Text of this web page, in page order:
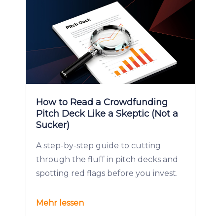
How to Read a Crowdfunding
Pitch Deck Like a Skeptic (Not a
Sucker)
A step-by-step guide to cutting
through the fluff in pitch decks and
spotting red flags before you invest.
Mehr lessen